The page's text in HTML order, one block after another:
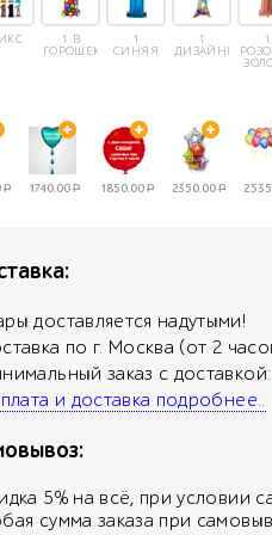
1 В
ГОРОШЕК
1
СИНЯЯ
1
1
Р 1740.00Р 1850.00Р 2350.00Р
доставляется надутыми!
по г. Москва (от 2
заказ с доставкой:
и доставка подробнее..
5% на всё, при условии
сумма заказа при